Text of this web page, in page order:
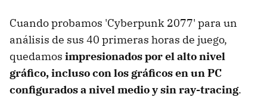
Cuando probamos 'Cyberpunk 2077' para un
análisis de sus 40 primeras horas de juego,
quedamos impresionados por el alto nivel
gráfico, incluso con los gráficos en un PC
configurados a nivel medio y sin ray-tracing.